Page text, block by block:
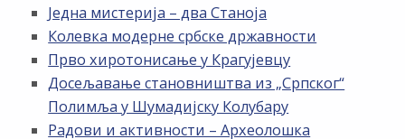
Једна мистерија – два Станоја
Колевка модерне србске државности
Прво хиротонисање у Крагујевцу
Досељавање становништва из „Српског“
Полимља у Шумадијску Колубару
Радови и активности – Археолошка